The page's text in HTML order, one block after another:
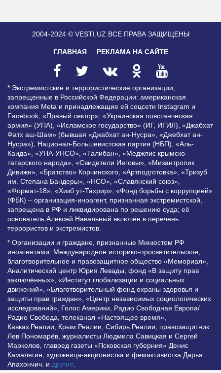
2004-2024 © VESTI.UZ ВСЕ ПРАВА ЗАЩИЩЕНЫ
ГЛАВНАЯ РЕКЛАМА НА САЙТЕ
* Экстремистские и террористические организации,
запрещенные в Российской Федерации: американская
компания Meta и принадлежащие ей соцсети Instagram и
Facebook, «Правый сектор», «Украинская повстанческая
армия» (УПА), «Исламское государство» (ИГ, ИГИЛ), «Джабхат
Фатх аш-Шам» (бывшая «Джабхат ан-Нусра», «Джебхат ан-
Нусра»), Национал-Большевистская партия (НБП), «Аль-
Каида», «УНА-УНСО», «Талибан», «Меджлис крымско-
татарского народа», «Свидетели Иеговы», «Мизантропик
Дивижн», «Братство» Корчинского, «Артподготовка», «Тризуб
им. Степана Бандеры», «НСО», «Славянский союз»,
«Формат-18», «Хизб ут-Тахрир», «Фонд борьбы с коррупцией»
(ФБК) – организация-иноагент, признанная экстремистской,
запрещена в РФ и ликвидирована по решению суда; её
основатель Алексей Навальный включён в перечень
террористов и экстремистов.
* Организации и граждане, признанные Минюстом РФ
иноагентами: Международное историко-просветительское,
благотворительное и правозащитное общество «Мемориал»,
Аналитический центр Юрия Левады, фонд «В защиту прав
заключённых», «Институт глобализации и социальных
движений», «Благотворительный фонд охраны здоровья и
защиты прав граждан», «Центр независимых социологических
исследований», Голос Америки, Радио Свободная Европа/
Радио Свобода, телеканал «Настоящее время»,
Кавказ.Реалии, Крым.Реалии, Сибирь.Реалии, правозащитник
Лев Пономарёв, журналисты Людмила Савицкая и Сергей
Маркелов, главред газеты «Псковская губерния» Денис
Камалягин, художница-акционистка и фемактивистка Дарья
Апахончич. и другие